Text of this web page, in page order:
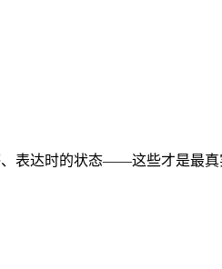
表达时的状态——这些才是最真